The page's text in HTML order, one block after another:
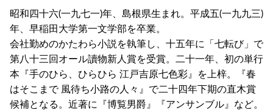
昭和四十六(一九七一)年、島根県生まれ。平成五(一九九三)
年、早稲田大学第一文学部を卒業。
会社勤めのかたわら小説を執筆し、十五年に「七転び」で
第八十三回オール讀物新人賞を受賞。二十一年、初の単行
本『手のひら、ひらひら 江戸吉原七色彩』を上梓。『春
はそこまで 風待ち小路の人々』で二十四年下期の直木賞
候補となる。近著に『博覧男爵』『アンサンブル』など。